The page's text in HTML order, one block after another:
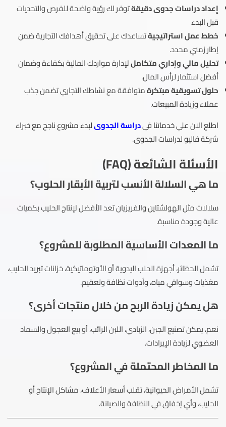
إعداد دراسات جدوى دقيقةتوفر لك رؤية واضحة للفرص والتحديات
قبل البدء
خطط عمل استراتيجيةتساعدك على تحقيق أهدافك التجارية ضمن
إطار زمني محدد.
تحليل مالي وإداري متكامللإدارة مواردك المالية بكفاءة وضمان
أفضل استثمار لرأس المال.
حلول تسويقية مبتكرةمتوافقة مع نشاطك التجاري تضمن جذب
عملاء وزيادة المبيعات.
اطلع الان علي خدماتنا فيدراسة الجدوىلبدء مشروع ناجح مع خبراء
شركة فاليو لدراسات الجدوى.
الأسئلة الشائعة (FAQ)
ما هي السلالة الأنسب لتربية الأبقار الحلوب؟
سلالات مثل الهولشتاين والفريزيان تعد الأفضل لإنتاج الحليب بكميات
عالية وجودة مناسبة.
ما المعدات الأساسية المطلوبة للمشروع؟
تشمل الحظائر، أجهزة الحلب اليدوية أو الأوتوماتيكية، خزانات تبريد الحليب،
مغذيات وسواقي مياه، وأدوات نظافة وتعقيم.
هل يمكن زيادة الربح من خلال منتجات أخرى؟
نعم، يمكن تصنيع الجبن، الزبادي، اللبن الرائب، أو بيع العجول والسماد
العضوي لزيادة الإيرادات.
ما المخاطر المحتملة في المشروع؟
تشمل الأمراض الحيوانية، تقلب أسعار الأعلاف، مشاكل الإنتاج أو
الحليب، وأي إخفاق في النظافة والصيانة.